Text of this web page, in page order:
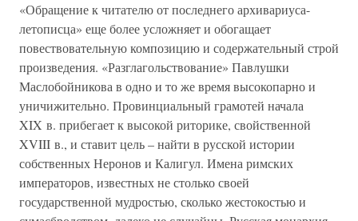
«Обращение к читателю от последнего архивариуса-
летописца» еще более усложняет и обогащает
повествовательную композицию и содержательный строй
произведения. «Разглагольствование» Павлушки
Маслобойникова в одно и то же время высокопарно и
уничижительно. Провинциальный грамотей начала
XIX в. прибегает к высокой риторике, свойственной
XVIII в., и ставит цель – найти в русской истории
собственных Неронов и Калигул. Имена римских
императоров, известных не столько своей
государственной мудростью, сколько жестокостью и